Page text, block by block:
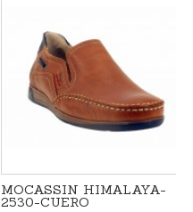
MOCASSIN HIMALAYA-
2530-CUERO